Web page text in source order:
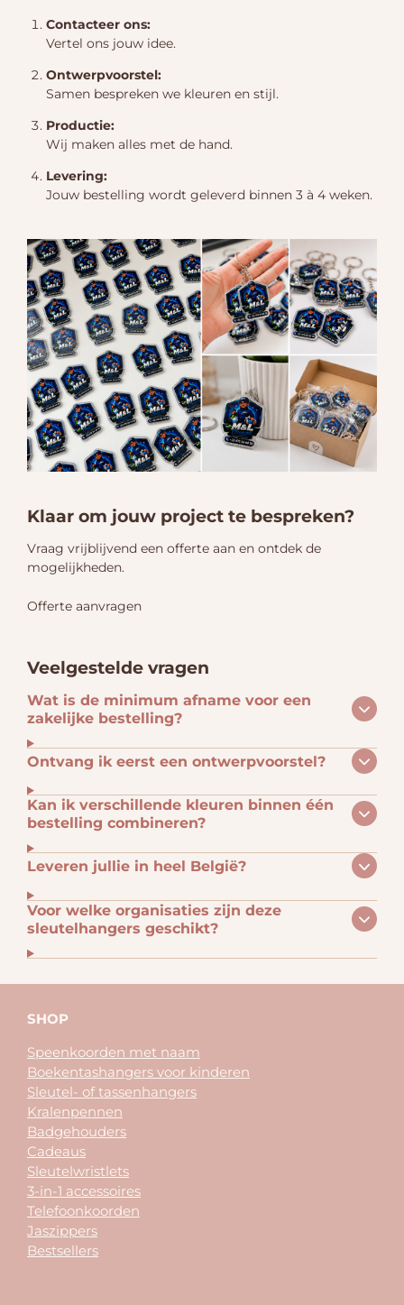
Contacteer ons:
Vertel ons jouw idee.
Ontwerpvoorstel:
Samen bespreken we kleuren en stijl.
Productie:
Wij maken alles met de hand.
Levering:
Jouw bestelling wordt geleverd binnen 3 à 4 weken.
Klaar om jouw project te bespreken?
Vraag vrijblijvend een offerte aan en ontdek de
mogelijkheden.
Offerte aanvragen
Veelgestelde vragen
Wat is de minimum afname voor een
zakelijke bestelling?
Ontvang ik eerst een ontwerpvoorstel?
Kan ik verschillende kleuren binnen één
bestelling combineren?
Leveren jullie in heel België?
Voor welke organisaties zijn deze
sleutelhangers geschikt?
SHOP
Speenkoorden met naam
Boekentashangers voor kinderen
Sleutel- of tassenhangers
Kralenpennen
Badgehouders
Cadeaus
Sleutelwristlets
3-in-1 accessoires
Telefoonkoorden
Jaszippers
Bestsellers